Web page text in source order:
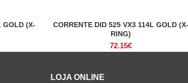
GOLD (X-
ADICIONAR
CORRENTE DID 525 VX3 114L GOLD (X-
RING)
72.15€
LOJA ONLINE